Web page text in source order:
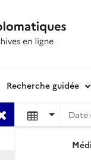
Recherche guidée
Date